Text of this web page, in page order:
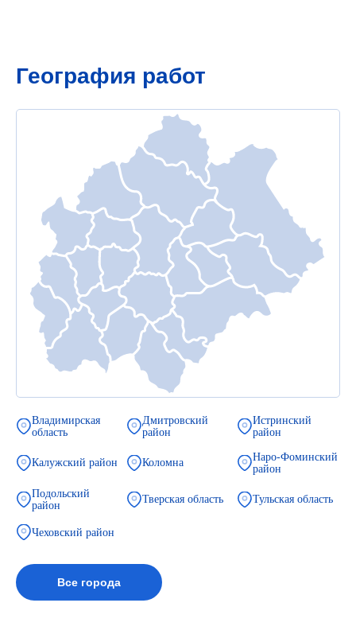
География работ
Владимирская
область
Дмитровский
район
Истринский
район
Калужский район Коломна
Наро-Фоминский
район
Подольский
район
Тверская область Тульская область
Чеховский район
Все города